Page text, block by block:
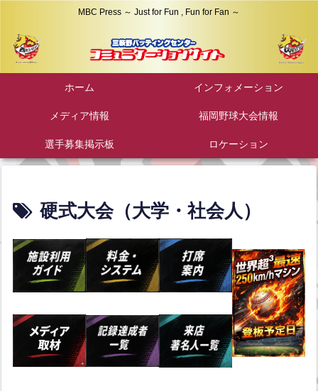
MBC Press ～ Just for Fun , Fun for Fan ～
ホーム インフォメーション
メディア情報 福岡野球大会情報
選手募集掲示板 ロケーション
硬式大会（大学・社会人）